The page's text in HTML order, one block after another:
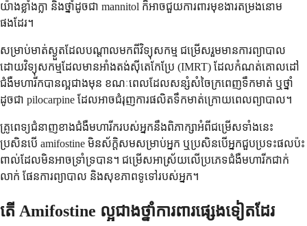
យ៉ាង​ខ្លាំងក្លា និង​ថ្នាំ​ដូចជា mannitol ក៏​អាច​ជួយ​ការពារ​មុខងារ​តម្រងនោម​
ផងដែរ។
សម្រាប់​មាត់​ស្ងួត​ដែល​បណ្តាលមកពី​វិទ្យុសកម្ម ជម្រើស​រួមមាន​ការព្យាបាល​
ដោយ​វិទ្យុសកម្ម​ដែល​មាន​អាំងតង់ស៊ីតេ​កែប្រែ (IMRT) ដែល​កំណត់​គោលដៅ​
ជំងឺ​មហារីក​បាន​ល្អ​ជាង​មុន ខណៈពេល​ដែល​សន្សំសំចៃ​ក្រពេញ​ទឹកមាត់ ឬ​ថ្នាំ​
ដូចជា pilocarpine ដែល​អាច​ជំរុញ​ការផលិត​ទឹកមាត់​ក្រោយ​ពេល​ព្យាបាល។
គ្រូពេទ្យ​ជំនាញ​ខាង​ជំងឺ​មហារីក​របស់​អ្នក​នឹង​ពិភាក្សា​អំពី​ជម្រើស​ទាំងនេះ
ប្រសិនបើ amifostine មិន​ស័ក្តិសម​សម្រាប់​អ្នក ឬ​ប្រសិនបើ​អ្នក​ជួបប្រទះ​ផលប៉ះ
ពាល់​ដែល​មិនអាច​ទ្រាំទ្រ​បាន។ ជម្រើស​អាស្រ័យ​លើ​ប្រភេទ​ជំងឺ​មហារីក​ជាក់
លាក់ ផែនការ​ព្យាបាល និង​សុខភាព​ទូទៅ​របស់​អ្នក។
តើ Amifostine ល្អ​ជាង​ថ្នាំ​ការពារ​ផ្សេងទៀត​ដែរ​